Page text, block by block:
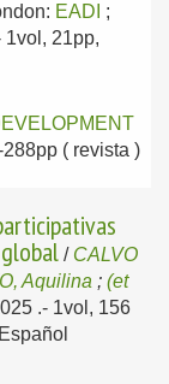
EADI ;
1vol, 21pp,
( revista )
/ CALVO
Aquilina ; (et
.- 1vol, 156
Español